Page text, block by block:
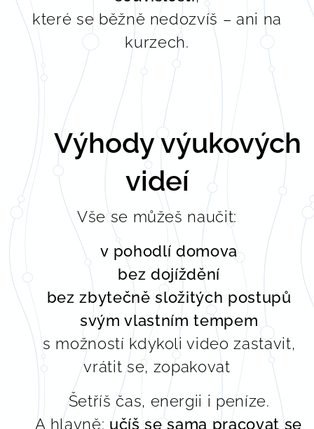
které se běžně nedozvíš – ani na
kurzech.
🏡 Výhody výukových
videí
Vše se můžeš naučit:
🏡v pohodlí domova
bez dojíždění
⏳ bez zbytečně složitých postupů
svým vlastním tempem
⏸️ s možností kdykoli video zastavit,
vrátit se, zopakovat
➡️ Šetříš čas, energii i peníze.
➡️ A hlavně: učíš se sama pracovat se